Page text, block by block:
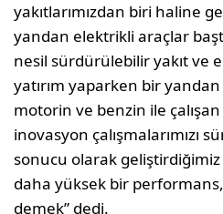
yakıtlarımızdan biri haline
yandan elektrikli araçlar
nesil sürdürülebilir yakıt ve
yatırım yaparken bir
motorin ve benzin ile
inovasyon çalışmalarımızı
sonucu olarak geliştirdiğimiz
daha yüksek bir
demek” dedi.